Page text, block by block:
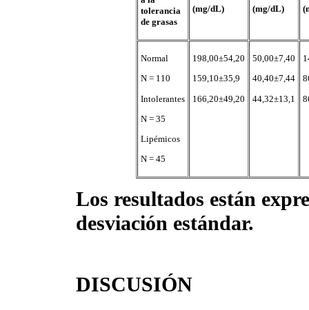
tolerancia
de grasas
(mg/dL)
(mg/dL)
Normal
N = 110
Intolerantes
N = 35
Lipémicos
N = 45
198,00±54,20
159,10±35,9
166,20±49,20
50,00±7,40
40,40±7,44
44,32±13,1
Los resultados están
desviación estándar.
DISCUSIÓN